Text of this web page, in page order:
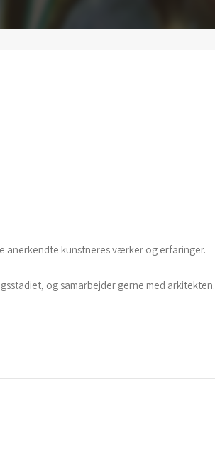
anerkendte kunstneres værker og erfaringer.
og samarbejder gerne med arkitekten.